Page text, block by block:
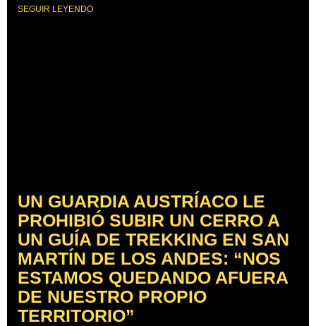
SEGUIR LEYENDO
UN GUARDIA AUSTRÍACO LE
PROHIBIÓ SUBIR UN CERRO A
UN GUÍA DE TREKKING EN SAN
MARTÍN DE LOS ANDES: “NOS
ESTAMOS QUEDANDO AFUERA
DE NUESTRO PROPIO
TERRITORIO”